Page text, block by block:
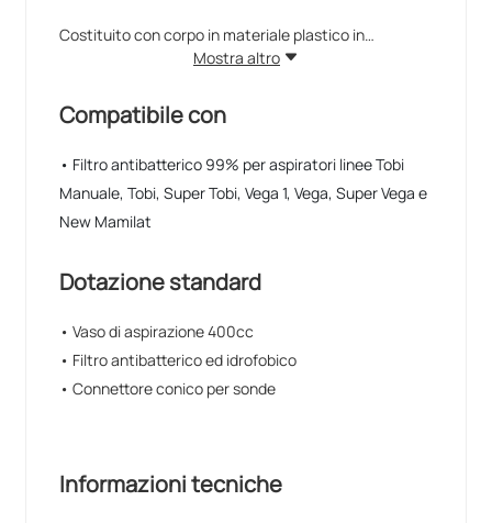
Costituito con corpo in materiale plastico in
conformità alle normative di sicurezza europee,
da 400ml e con valvola di troppo pieno. Sterilizzabile
a 120°
incorporato nella carcassa dell'apparecchio.
Portatile, compatto e robusto Tobi è sempre pronto
capacità 400 ml., con valvola di sicurezza troppo
pieno.
Produzione italiana
Mostra altro
Compatibile con
• Filtro antibatterico 99% per aspiratori linee Tobi
Manuale, Tobi, Super Tobi, Vega 1, Vega, Super Vega e
New Mamilat
Dotazione standard
• Vaso di aspirazione 400cc
• Filtro antibatterico ed idrofobico
• Connettore conico per sonde
Informazioni tecniche